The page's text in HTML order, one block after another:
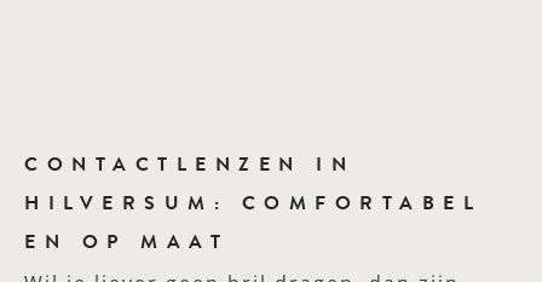
CONTACTLENZEN IN
HILVERSUM: COMFORTABEL
EN OP MAAT